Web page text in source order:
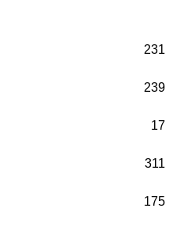
231
239
17
311
175